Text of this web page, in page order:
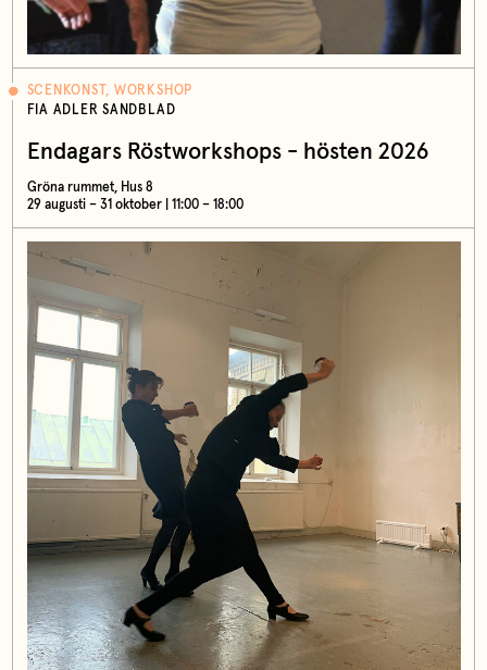
SCENKONST, WORKSHOP
FIA ADLER SANDBLAD
Endagars Röstworkshops - hösten 2026
Gröna rummet, Hus 8
29 augusti – 31 oktober | 11:00 – 18:00